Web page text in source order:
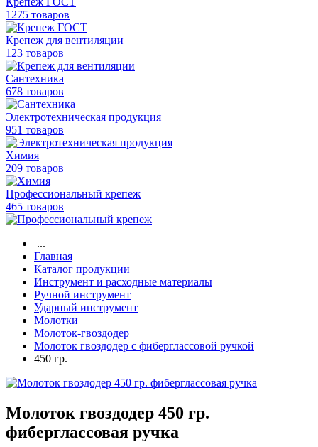
1275 товаров
Крепеж для вентиляции
123 товаров
Сантехника
678 товаров
Электротехническая продукция
951 товаров
Химия
209 товаров
Профессиональный крепеж
465 товаров
...
Главная
Каталог продукции
Инструмент и расходные материалы
Ручной инструмент
Ударный инструмент
Молотки
Молоток-гвоздодер
Молоток гвоздодер с фиберглассовой ручкой
450 гр.
Молоток гвоздодер 450 гр.
фиберглассовая ручка